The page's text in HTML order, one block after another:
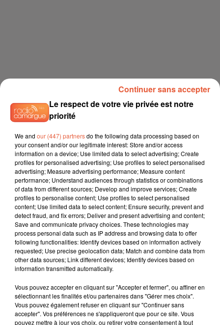
Le respect de votre vie privée est notre
priorité
We and our (447) partnersdo the following data processing based on
your consent and/or our legitimate interest: Store and/or access
information on a device; Use limited data to select advertising; Create
profiles for personalised advertising; Use profiles to select personalised
advertising; Measure advertising performance; Measure content
performance; Understand audiences through statistics or combinations
of data from different sources; Develop and improve services; Create
profiles to personalise content; Use profiles to select personalised
content; Use limited data to select content; Ensure security, prevent and
detect fraud, and fix errors; Deliver and present advertising and content;
Save and communicate privacy choices. These technologies may
process personal data such as IP address and browsing data to offer
following functionalities: Identify devices based on information actively
requested; Use precise geolocation data; Match and combine data from
other data sources; Link different devices; Identify devices based on
information transmitted automatically.
Vous pouvez accepter en cliquant sur "Accepter et fermer", ou affiner en
sélectionnant les finalités et/ou partenaires dans "Gérer mes choix".
Vous pouvez également refuser en cliquant sur "Continuer sans
accepter". Vos préférences ne s'appliqueront que pour ce site. Vous
pouvez mettre à jour vos choix, ou retirer votre consentement à tout
Continuer sans accepter